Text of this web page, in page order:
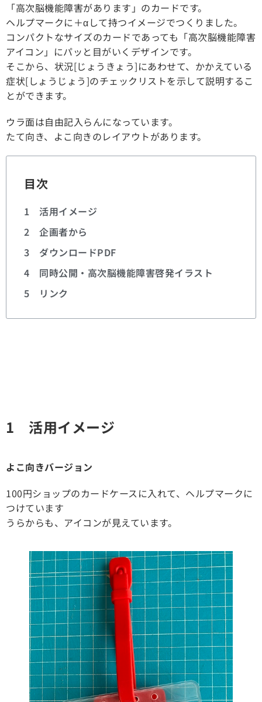
「高次脳機能障害があります」のカードです。
ヘルプマークに＋αして持つイメージでつくりました。
コンパクトなサイズのカードであっても「高次脳機能障害
アイコン」にパッと目がいくデザインです。
そこから、状況[じょうきょう]にあわせて、かかえている
症状[しょうじょう]のチェックリストを示して説明するこ
とができます。
ウラ面は自由記入らんになっています。
たて向き、よこ向きのレイアウトがあります。
目次
1 活用イメージ
2 企画者から
3 ダウンロードPDF
4 同時公開・高次脳機能障害啓発イラスト
5 リンク
1 活用イメージ
よこ向きバージョン
100円ショップのカードケースに入れて、ヘルプマークに
つけています
うらからも、アイコンが見えています。